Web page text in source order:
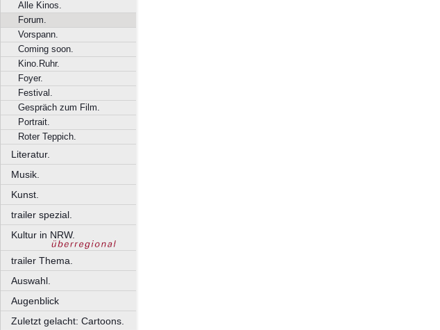
Alle Kinos.
Forum.
Vorspann.
Coming soon.
Kino.Ruhr.
Foyer.
Festival.
Gespräch zum Film.
Portrait.
Roter Teppich.
Literatur.
Musik.
Kunst.
trailer spezial.
Kultur in NRW.
trailer Thema.
Auswahl.
Augenblick
Zuletzt gelacht: Cartoons.